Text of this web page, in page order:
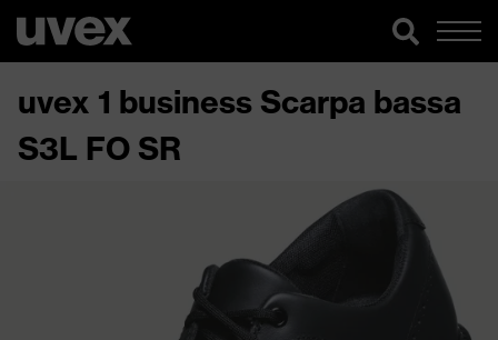
uvex 1 business Scarpa bassa
S3L FO SR